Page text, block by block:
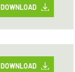
DOWNLOAD
DOWNLOAD